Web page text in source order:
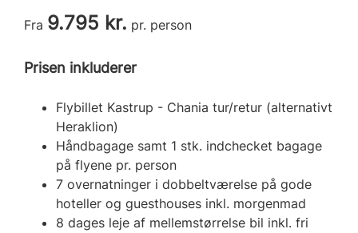
Fra 9.795 kr. pr. person
Prisen inkluderer
Flybillet Kastrup - Chania tur/retur (alternativt
Heraklion)
Håndbagage samt 1 stk. indchecket bagage
på flyene pr. person
7 overnatninger i dobbeltværelse på gode
hoteller og guesthouses inkl. morgenmad
8 dages leje af mellemstørrelse bil inkl. fri